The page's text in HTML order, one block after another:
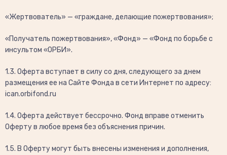
«Жертвователь» — «граждане, делающие пожертвования»;
«Получатель пожертвования», «Фонд» — «Фонд по борьбе с
инсультом «ОРБИ».
1.3. Оферта вступает в силу со дня, следующего за днем
размещения ее на Сайте Фонда в сети Интернет по адресу:
ican.orbifond.ru
1.4. Оферта действует бессрочно. Фонд вправе отменить
Оферту в любое время без объяснения причин.
1.5. В Оферту могут быть внесены изменения и дополнения,